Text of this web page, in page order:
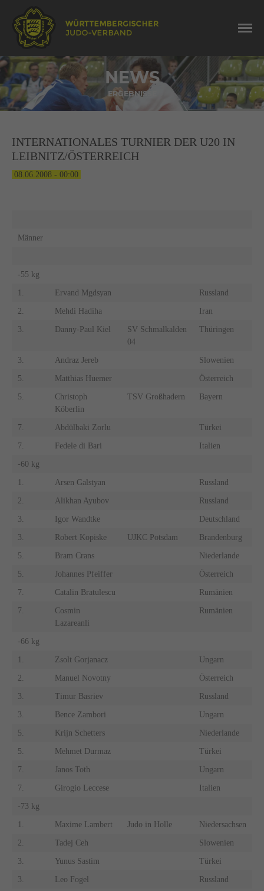
NEWS
ERGEBNISSE
INTERNATIONALES TURNIER DER U20 IN
LEIBNITZ/ÖSTERREICH
08.06.2008 - 00:00
Männer
-55 kg
1. Ervand Mgdsyan Russland
2. Mehdi Hadiha Iran
3. Danny-Paul Kiel
SV Schmalkalden
04
Thüringen
3. Andraz Jereb Slowenien
5. Matthias Huemer Österreich
5.
Christoph
Köberlin
TSV Großhadern Bayern
7. Abdülbaki Zorlu Türkei
7. Fedele di Bari Italien
-60 kg
1. Arsen Galstyan Russland
2. Alikhan Ayubov Russland
3. Igor Wandtke Deutschland
3. Robert Kopiske UJKC Potsdam Brandenburg
5. Bram Crans Niederlande
5. Johannes Pfeiffer Österreich
7. Catalin Bratulescu Rumänien
7.
Cosmin
Lazareanli
Rumänien
-66 kg
1. Zsolt Gorjanacz Ungarn
2. Manuel Novotny Österreich
3. Timur Basriev Russland
3. Bence Zambori Ungarn
5. Krijn Schetters Niederlande
5. Mehmet Durmaz Türkei
7. Janos Toth Ungarn
7. Girogio Leccese Italien
-73 kg
1. Maxime Lambert Judo in Holle Niedersachsen
2. Tadej Ceh Slowenien
3. Yunus Sastim Türkei
3. Leo Fogel Russland